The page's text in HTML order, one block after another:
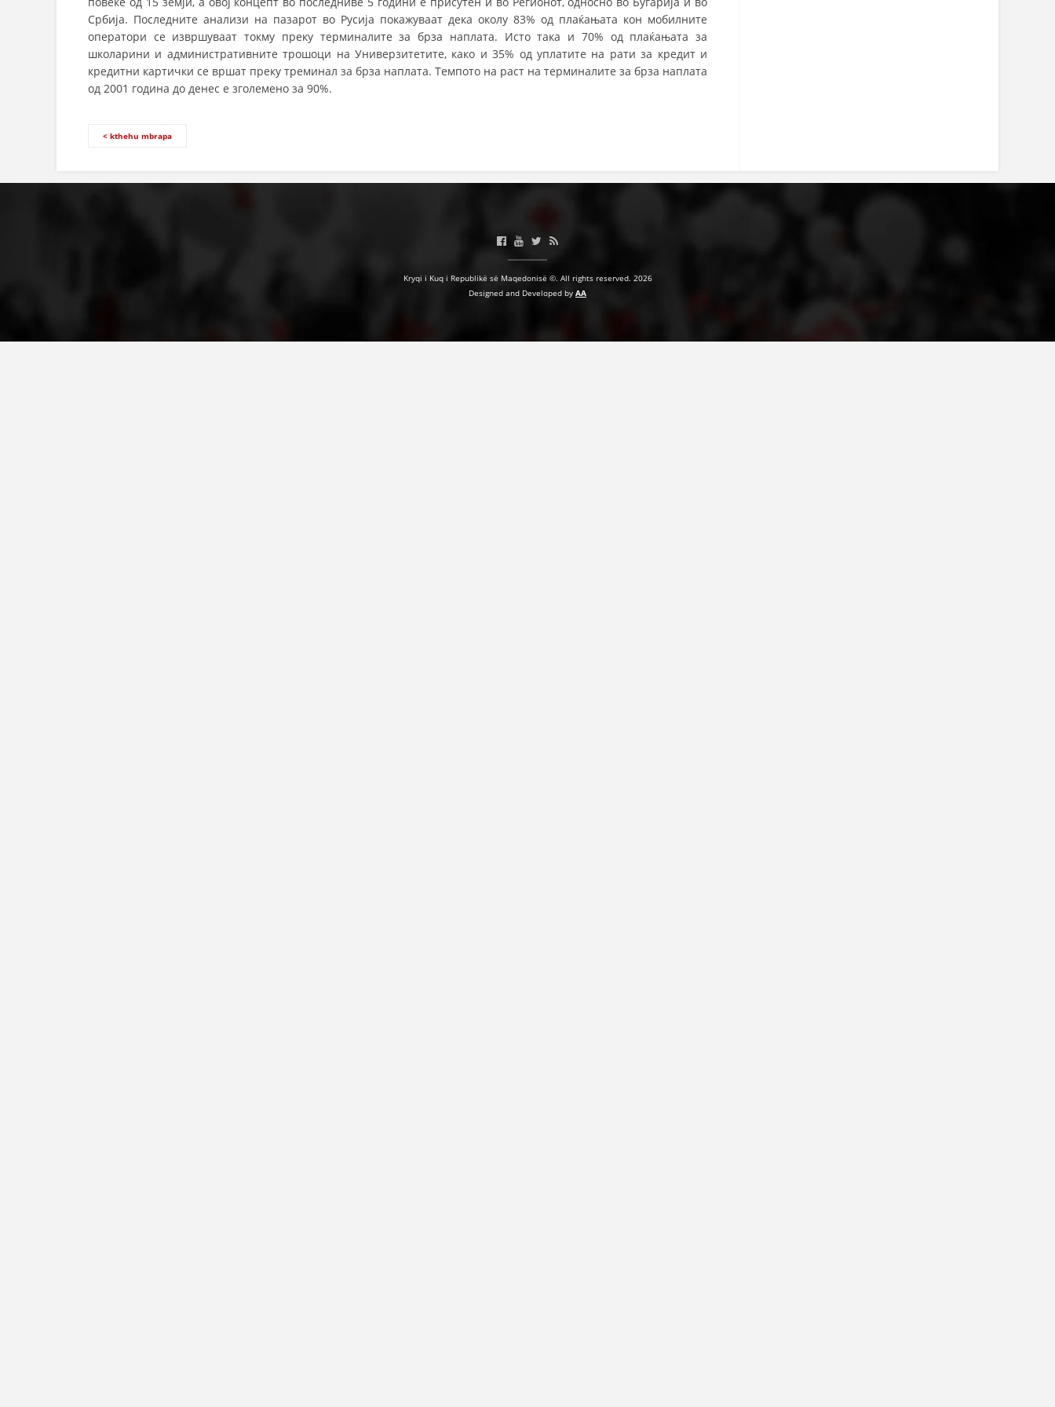
VEPRIMTARI
Србија. Последните анализи на пазарот во Русија покажуваат дека околу 83% од плаќањата кон мобилните
оператори се извршуваат токму преку терминалите за брза наплата. Исто така и 70% од плаќањата за
школарини и административните трошоци на Универзитетите, како и 35% од уплатите на рати за кредит и
кредитни картички се вршат преку треминал за брза наплата. Темпото на раст на терминалите за брза наплата
од 2001 година до денес е зголемено за 90%.
< kthehu mbrapa
Kryqi i Kuq i Republikë së Maqedonisë ©. All rights reserved. 2026
Designed and Developed by AA